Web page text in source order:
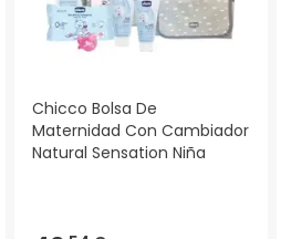
Chicco Bolsa De
Maternidad Con Cambiador
Natural Sensation Niña